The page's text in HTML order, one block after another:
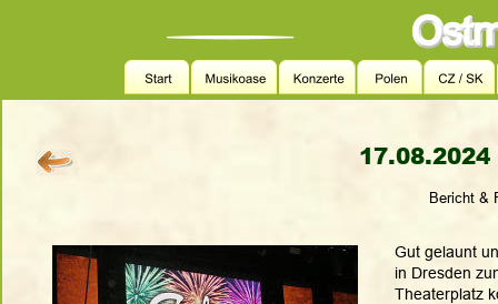
Bericht &
Gut gelaunt
in Dresden
Theaterplatz